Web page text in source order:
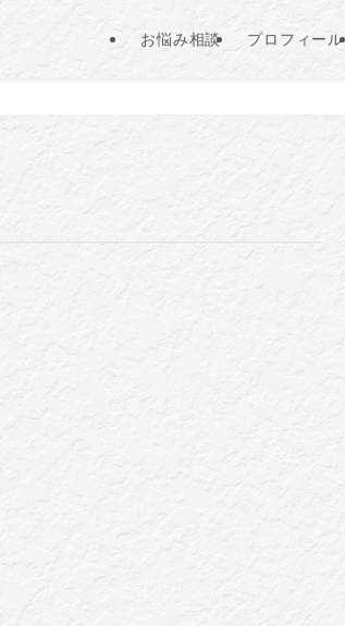
お悩み相談 プロフィール